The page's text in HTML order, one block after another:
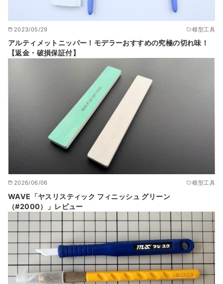
2023/05/29 模型工具
アルティメットニッパー！モデラーおすすめの究極の切れ味！
【返金・破損保証付】
2026/06/06 模型工具
WAVE「ヤスリスティック フィニッシュ グリーン
（#2000）」レビュー